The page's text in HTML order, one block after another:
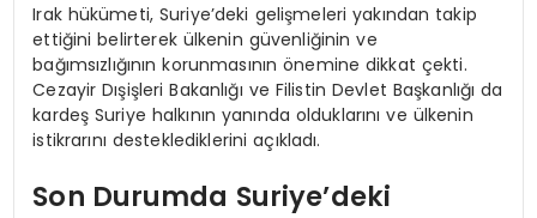
Irak hükümeti, Suriye’deki gelişmeleri yakından takip
ettiğini belirterek ülkenin güvenliğinin ve
bağımsızlığının korunmasının önemine dikkat çekti.
Cezayir Dışişleri Bakanlığı ve Filistin Devlet Başkanlığı da
kardeş Suriye halkının yanında olduklarını ve ülkenin
istikrarını desteklediklerini açıkladı.
Son Durumda Suriye’deki